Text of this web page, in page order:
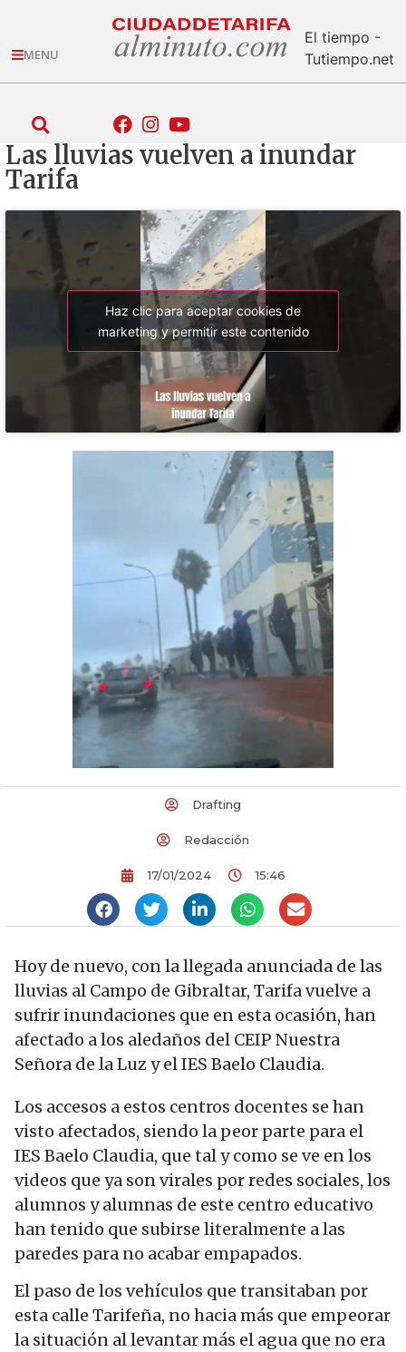
MENU
El tiempo -
Tutiempo.net
Las lluvias vuelven a inundar
Tarifa
Haz clic para aceptar cookies de
marketing y permitir este contenido
Drafting
Redacción
17/01/2024 15:46
Hoy de nuevo, con la llegada anunciada de las
lluvias al Campo de Gibraltar, Tarifa vuelve a
sufrir inundaciones que en esta ocasión, han
afectado a los aledaños del CEIP Nuestra
Señora de la Luz y el IES Baelo Claudia.
Los accesos a estos centros docentes se han
visto afectados, siendo la peor parte para el
IES Baelo Claudia, que tal y como se ve en los
videos que ya son virales por redes sociales, los
alumnos y alumnas de este centro educativo
han tenido que subirse literalmente a las
paredes para no acabar empapados.
El paso de los vehículos que transitaban por
esta calle Tarifeña, no hacia más que empeorar
la situación al levantar más el agua que no era